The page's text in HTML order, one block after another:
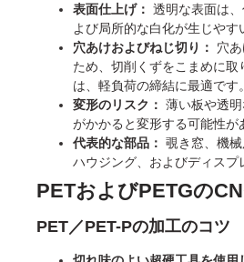
表面仕上げ： 透明な表面は
よび局所的な白化が生じやす
穴あけおよびねじ切り：
穴
ため、切削くずをこまめに
は、軽負荷の締結に最適です
変形のリスク： 薄い板や透
がかかると変形する可能性が
代表的な部品： 覗き窓、機
ハウジング、およびディスプ
PETおよびPETGの
PET／PET-Pの加工のコツ